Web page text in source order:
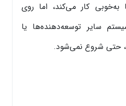
به‌خوبی کار می‌کند، اما روی
سایر توسعه‌دهنده‌ها یا